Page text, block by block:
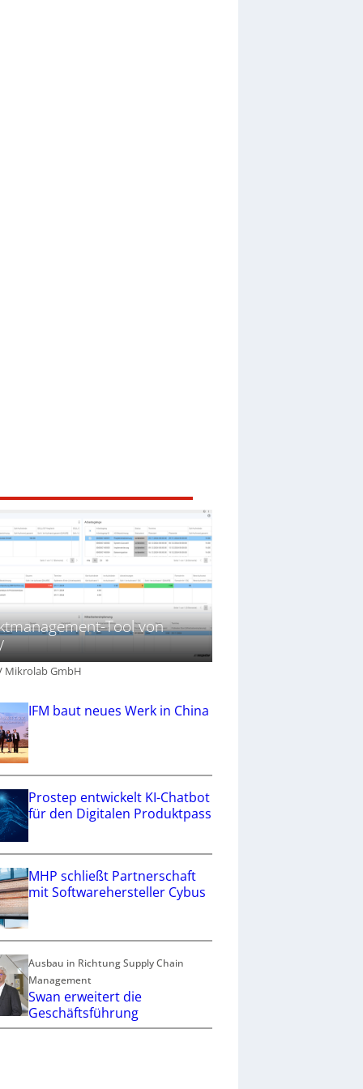
Tool von
Mikrolab GmbH
IFM baut neues Werk in China
Prostep entwickelt KI-Chatbot
für den Digitalen Produktpass
MHP schließt Partnerschaft
mit Softwarehersteller Cybus
Ausbau in Richtung Supply Chain
Management
Swan erweitert die
Geschäftsführung